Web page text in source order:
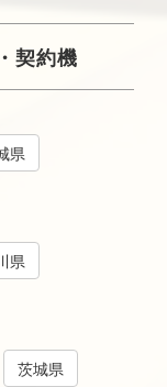
契約機
県
県
茨城県